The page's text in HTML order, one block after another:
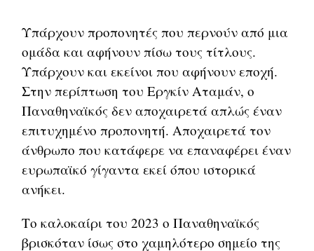
Υπάρχουν προπονητές που περνούν από μια
ομάδα και αφήνουν πίσω τους τίτλους.
Υπάρχουν και εκείνοι που αφήνουν εποχή.
Στην περίπτωση του Εργκίν Αταμάν, ο
Παναθηναϊκός δεν αποχαιρετά απλώς έναν
επιτυχημένο προπονητή. Αποχαιρετά τον
άνθρωπο που κατάφερε να επαναφέρει έναν
ευρωπαϊκό γίγαντα εκεί όπου ιστορικά
ανήκει.
Το καλοκαίρι του 2023 ο Παναθηναϊκός
βρισκόταν ίσως στο χαμηλότερο σημείο της